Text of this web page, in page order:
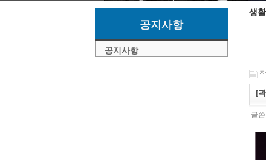
공지사항
공지사항
생
[
글